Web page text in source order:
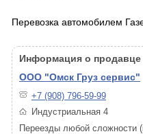
Перевозка автомобилем
Информация о продавце
ООО "Омск Груз сервис"
+7 (908) 796-59-99
Индустриальная 4
Переезды любой сложности